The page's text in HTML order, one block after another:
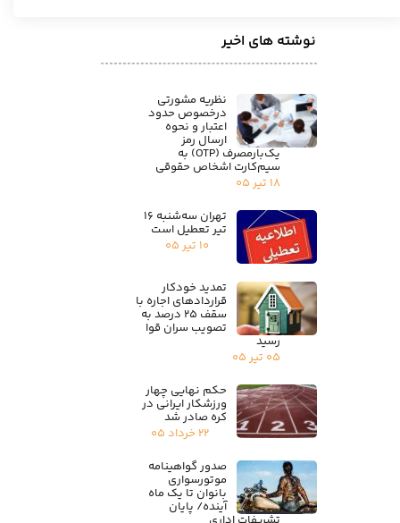
نوشته های اخیر
نظریه مشورتی
درخصوص حدود
اعتبار و نحوه
ارسال رمز
یک‌بارمصرف (OTP) به
سیم‌کارت اشخاص حقوقی
۱۸ تیر ۰۵
تهران سه‌شنبه ۱۶
تیر تعطیل است
۱۰ تیر ۰۵
تمدید خودکار
قراردادهای اجاره با
سقف ۲۵ درصد به
تصویب سران قوا
رسید
۰۵ تیر ۰۵
حکم نهایی چهار
ورزشکار ایرانی در
کره صادر شد
۲۲ خرداد ۰۵
صدور گواهینامه
موتورسواری
بانوان تا یک ماه
آینده/ پایان